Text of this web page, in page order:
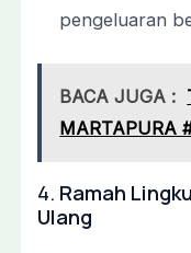
pengeluaran
BACA JUGA :
MARTAPURA
4. Ramah
Ulang